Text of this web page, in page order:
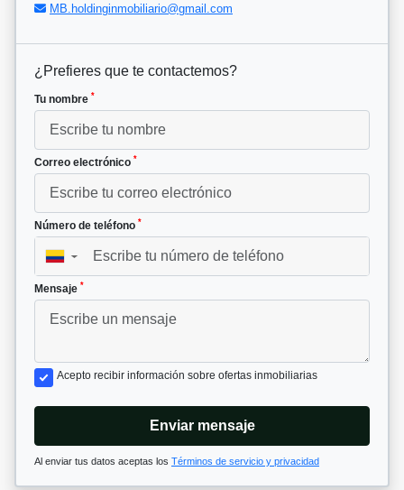
MB.holdinginmobiliario@gmail.com
¿Prefieres que te contactemos?
Tu nombre *
Correo electrónico *
Número de teléfono *
▼
Mensaje *
Acepto recibir información sobre ofertas inmobiliarias
Enviar mensaje
Al enviar tus datos aceptas los Términos de servicio y privacidad